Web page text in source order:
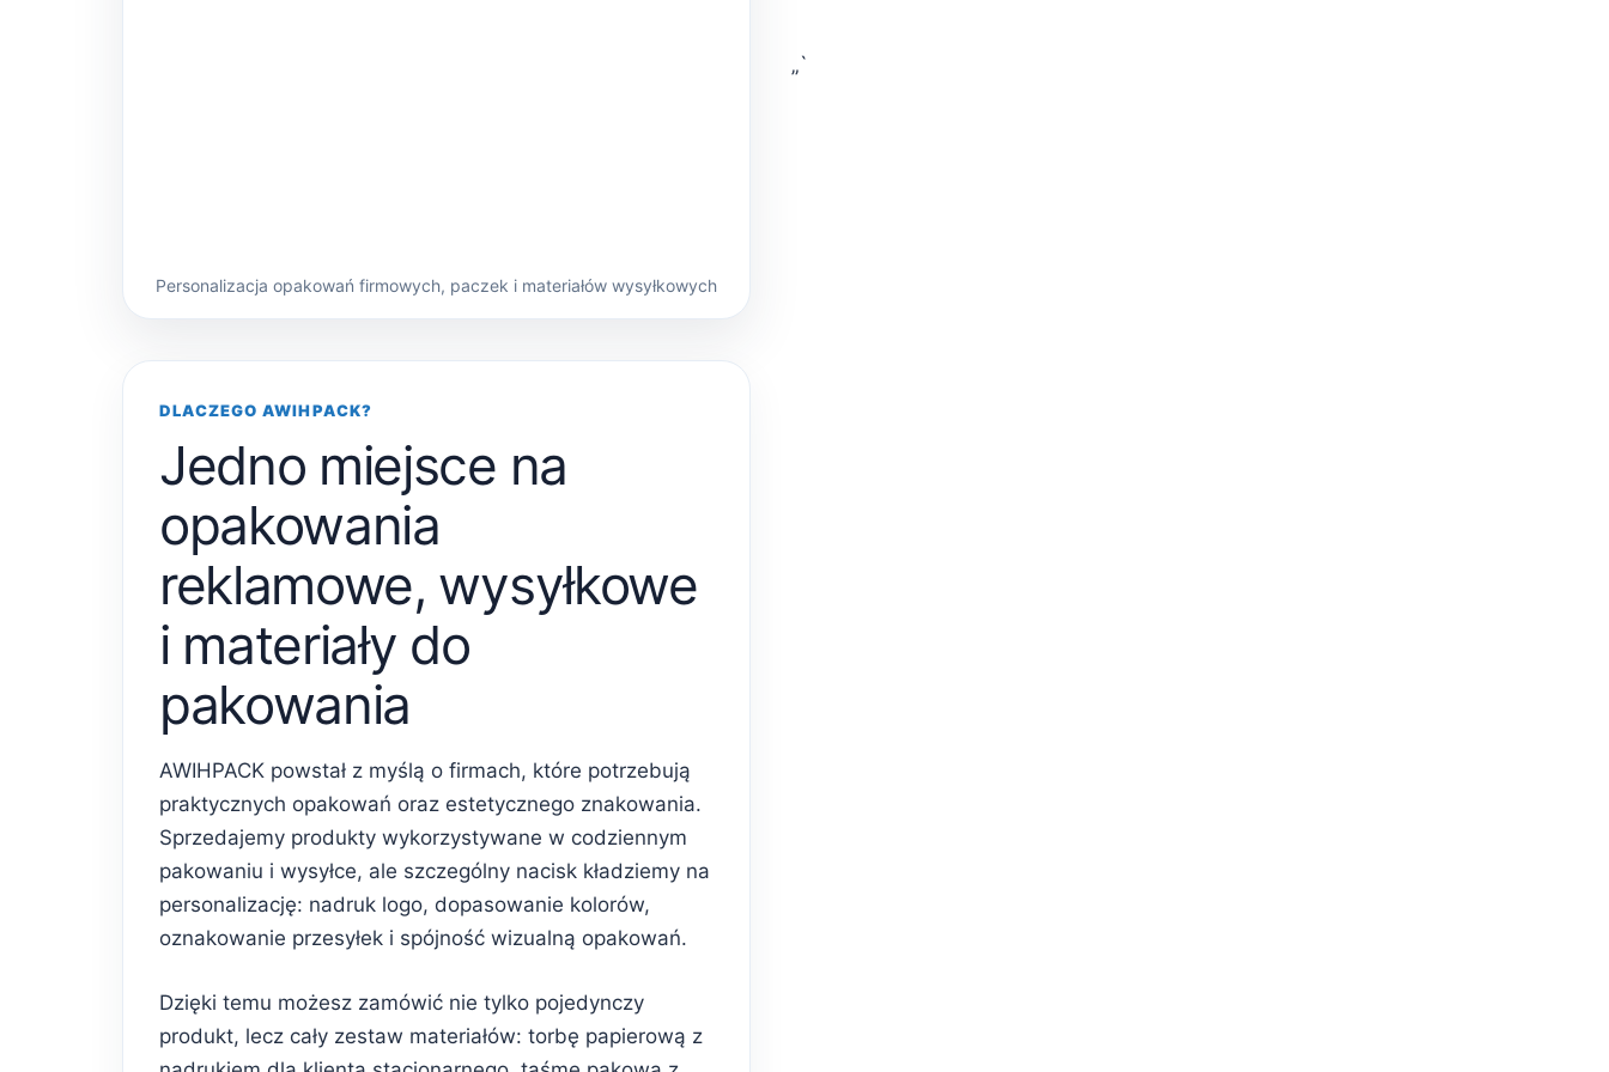
Personalizacja opakowań firmowych, paczek i materiałów wysyłkowych
„`
DLACZEGO AWIHPACK?
Jedno miejsce na
opakowania
reklamowe, wysyłkowe
i materiały do
pakowania
AWIHPACK powstał z myślą o firmach, które potrzebują
praktycznych opakowań oraz estetycznego znakowania.
Sprzedajemy produkty wykorzystywane w codziennym
pakowaniu i wysyłce, ale szczególny nacisk kładziemy na
personalizację: nadruk logo, dopasowanie kolorów,
oznakowanie przesyłek i spójność wizualną opakowań.
Dzięki temu możesz zamówić nie tylko pojedynczy
produkt, lecz cały zestaw materiałów: torbę papierową z